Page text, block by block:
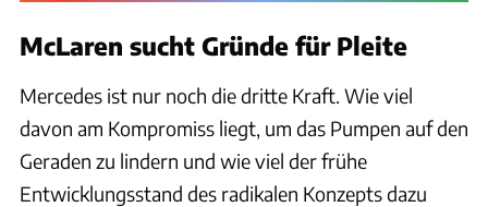
McLaren sucht Gründe für Pleite
Mercedes ist nur noch die dritte Kraft. Wie viel
davon am Kompromiss liegt, um das Pumpen auf den
Geraden zu lindern und wie viel der frühe
Entwicklungsstand des radikalen Konzepts dazu